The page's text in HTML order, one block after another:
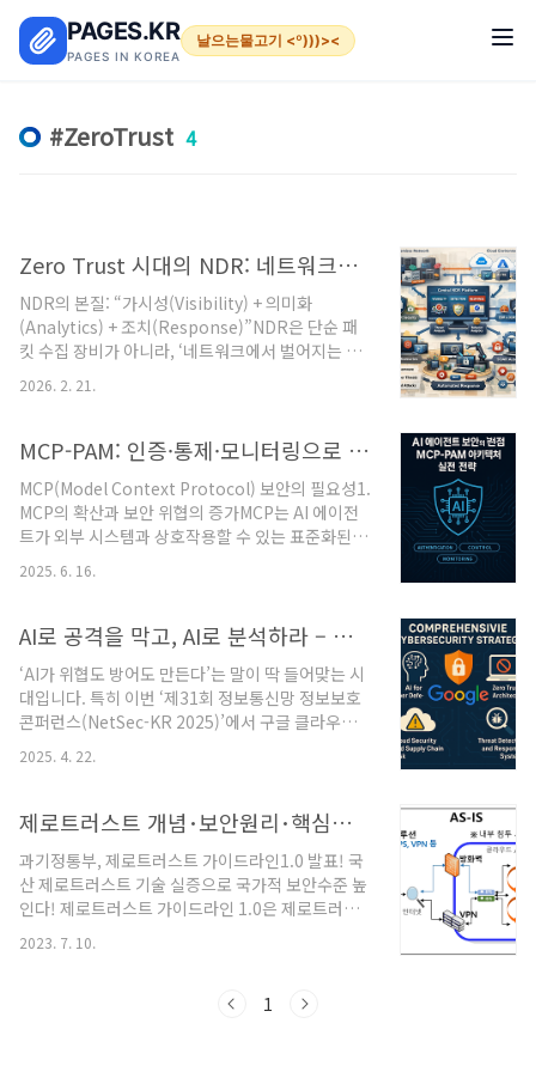
PAGES.KR
PAGES IN KOREA
날으는물고기 <º)))><
ZeroTrust 4
Zero Trust 시대의 NDR: 네트워크에서 신호를 뽑아 SOAR로 움직이기
NDR의 본질: “가시성(Visibility) + 의미화
(Analytics) + 조치(Response)”NDR은 단순 패
킷 수집 장비가 아니라, ‘네트워크에서 벌어지는 행
위를 자산/정체성/리스크 관점으로 해석하고 대응
까지 묶는 체계’입니다. 전통 IDS가 “알려진 시그니
까지 포함한 행동 기반 이상징후 탐지 + 대응 자동화
의: “무엇을 지킬지”를 먼저 못 박아야 성공합니다
보호 대상 자산(우선순위) 정의NDR ROI는 “어디
를 보느냐”에 좌우됩니다. 먼저 핵심 자산(크라운
주얼)을 정하고 그 주변 트래픽을 촘촘히 봐야 합니
2026. 2. 21.
MCP-PAM: 인증·통제·모니터링으로 완성하는 AI 보안 거버넌스
MCP(Model Context Protocol) 보안의 필요성1.
MCP의 확산과 보안 위협의 증가MCP는 AI 에이전
트가 외부 시스템과 상호작용할 수 있는 표준화된
프로토콜로, 현재 4,300개 이상의 활성 서버가 운영
되고 있습니다. 이는 AI의 활용성을 극대화하지만,
안 위협명령어 삽입(Command Injection): AI가
자연어를 해석하여 위험한 명령을 실행샌드박스 탈
출(Sandbox Escape): 격리된 환경을 벗어나 시스
템 전체에 접근토큰 관리 취약점: OAuth 토큰의 실
시간 폐기 메커니즘 부재특권 프롬프트 오용: 관리
자 권한의 부적절한 사용민감 정보 유출: 학습 데이
2025. 6. 16.
AI로 공격을 막고, AI로 분석하라 – 구글의 차세대 보안 인프라
‘AI가 위협도 방어도 만든다’는 말이 딱 들어맞는 시
대입니다. 특히 이번 ‘제31회 정보통신망 정보보호
콘퍼런스(NetSec-KR 2025)’에서 구글 클라우드
의 사이버 보안 전략은 AI와 클라우드를 중심으로
체계적이고 진화된 형태로 제시됐습니다.🔐 구글의
보안의 새로운 방패AI의 양면성: AI는 해커의 도구
로 악용될 수 있지만, 동시에 보안 솔루션의 핵심 기
술로 부상.예: 악성코드 자동 생성, 탐지 회피, 프롬
프트 인젝션, 모델 탈취 등.실시간 AI 대응 데모“헤
이 제미나이, 이 코드가 악성인지 확인해줘”라는 단
순 명령어로 AI가 악성코드를 분석.AI가 보안 전문
2025. 4. 22.
제로트러스트 개념･보안원리･핵심원칙 등 가이드라인
과기정통부, 제로트러스트 가이드라인1.0 발표! 국
산 제로트러스트 기술 실증으로 국가적 보안수준 높
인다! 제로트러스트 가이드라인 1.0은 제로트러스
의 핵심원칙 및 접근제어원리, 도입계획 수립을 위
(핵심원칙) 제로트러스트 보안은‘절대 믿지 말고, 계
2023. 7. 10.
1